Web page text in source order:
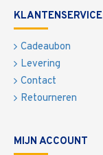
KLANTENSERVICE
Cadeaubon
Levering
Contact
Retourneren
MIJN ACCOUNT